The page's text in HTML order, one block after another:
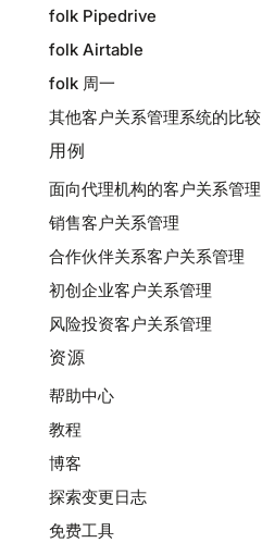
folk Pipedrive
folk Airtable
folk 周一
其他客户关系管理系统的比较
用例
面向代理机构的客户关系管理
销售客户关系管理
合作伙伴关系客户关系管理
初创企业客户关系管理
风险投资客户关系管理
资源
帮助中心
教程
博客
探索变更日志
免费工具